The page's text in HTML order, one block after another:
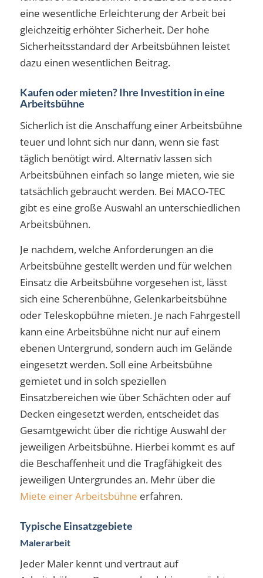
eine wesentliche Erleichterung der Arbeit bei
gleichzeitig erhöhter Sicherheit. Der hohe
Sicherheitsstandard der Arbeitsbühnen leistet
dazu einen wesentlichen Beitrag.
Kaufen oder mieten? Ihre Investition in eine
Arbeitsbühne
Sicherlich ist die Anschaffung einer Arbeitsbühne
teuer und lohnt sich nur dann, wenn sie fast
täglich benötigt wird. Alternativ lassen sich
Arbeitsbühnen einfach so lange mieten, wie sie
tatsächlich gebraucht werden. Bei MACO-TEC
gibt es eine große Auswahl an unterschiedlichen
Arbeitsbühnen.
Je nachdem, welche Anforderungen an die
Arbeitsbühne gestellt werden und für welchen
Einsatz die Arbeitsbühne vorgesehen ist, lässt
sich eine Scherenbühne, Gelenkarbeitsbühne
oder Teleskopbühne mieten. Je nach Fahrgestell
kann eine Arbeitsbühne nicht nur auf einem
ebenen Untergrund, sondern auch im Gelände
eingesetzt werden. Soll eine Arbeitsbühne
gemietet und in solch speziellen
Einsatzbereichen wie über Schächten oder auf
Decken eingesetzt werden, entscheidet das
Gesamtgewicht über die richtige Auswahl der
jeweiligen Arbeitsbühne. Hierbei kommt es auf
die Beschaffenheit und die Tragfähigkeit des
jeweiligen Untergrundes an. Mehr über die
Miete einer Arbeitsbühne erfahren.
Typische Einsatzgebiete
Malerarbeit
Jeder Maler kennt und vertraut auf